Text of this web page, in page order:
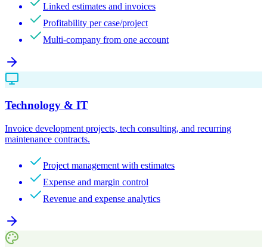
Linked estimates and invoices
Profitability per case/project
Multi-company from one account
Technology & IT
Invoice development projects, tech consulting, and recurring
maintenance contracts.
Project management with estimates
Expense and margin control
Revenue and expense analytics